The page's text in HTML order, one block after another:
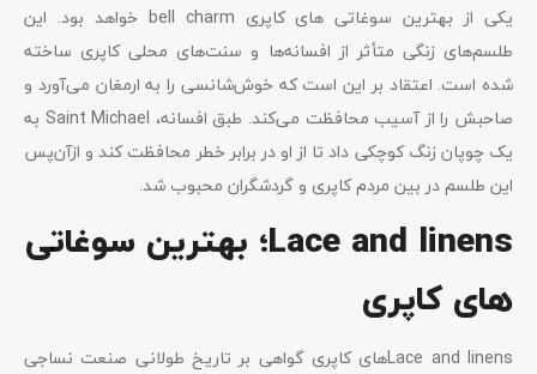
یکی از بهترین سوغاتی های کاپری bell charm خواهد بود. این
طلسم‌های زنگی متأثر از افسانه‌ها و سنت‌های محلی کاپری ساخته
شده است. اعتقاد بر این است که خوش‌شانسی را به ارمغان می‌آورد و
صاحبش را از آسیب محافظت می‌کند. طبق افسانه، Saint Michael به
یک چوپان زنگ کوچکی داد تا از او در برابر خطر محافظت کند و ازآن‌پس
این طلسم در بین مردم کاپری و گردشگران محبوب شد.
Lace and linens؛ بهترین سوغاتی
های کاپری
Lace and linensهای کاپری گواهی بر تاریخ طولانی صنعت نساجی